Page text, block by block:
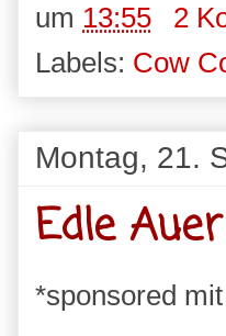
um 13:55
2
Labels: Cow
Montag, 21.
Edle
*sponsored